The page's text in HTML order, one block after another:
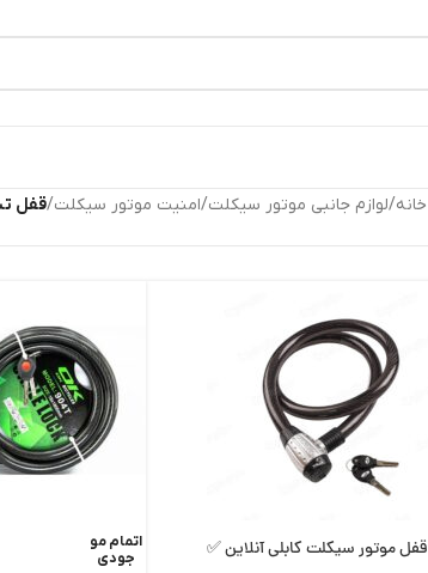
خانه/لوازم جانبی موتور سیکلت/امنیت موتور سیکلت/قفل
قفل موتور سیکلت کابلی آنلاین ✅
اتمام مو
جودی